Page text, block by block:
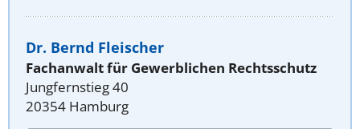
Dr. Bernd Fleischer
Fachanwalt für Gewerblichen Rechtsschutz
Jungfernstieg 40
20354 Hamburg